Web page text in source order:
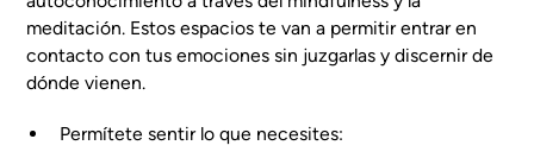
meditación. Estos espacios te van a permitir entrar en
contacto con tus emociones sin juzgarlas y discernir de
dónde vienen.
Permítete sentir lo que necesites: